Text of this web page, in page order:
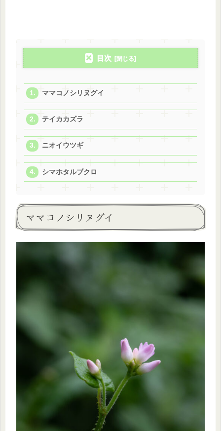
目次
ママコノシリヌグイ
テイカカズラ
ニオイウツギ
シマホタルブクロ
ママコノシリヌグイ